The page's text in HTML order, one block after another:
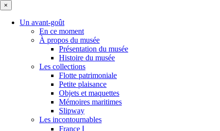
×
Un avant-goût
En ce moment
À propos du musée
Présentation du musée
Histoire du musée
Les collections
Flotte patrimoniale
Petite plaisance
Objets et maquettes
Mémoires maritimes
Slipway
Les incontournables
France Ⅰ